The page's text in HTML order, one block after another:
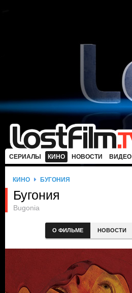
СЕРИАЛЫ КИНО НОВОСТИ ВИДЕО
КИНО БУГОНИЯ
Бугония
Bugonia
О ФИЛЬМЕ НОВОСТИ